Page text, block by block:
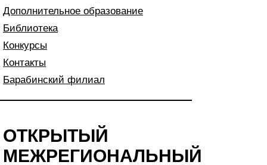
Дополнительное образование
Библиотека
Конкурсы
Контакты
Барабинский филиал
ОТКРЫТЫЙ
МЕЖРЕГИОНАЛЬНЫЙ